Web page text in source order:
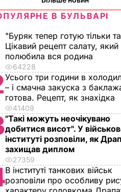
В БУЛЬВАРІ
"Буряк тепер готую тільки
Цікавий рецепт салату, який
полюбила вся родина
64228
Усього три години в
– і смачна закуска з
готова. Рецепт, як знахідка
41409
"Такі можуть неочікувано
добитися висот". У
інституті розповіли, як
захищав диплом
27359
В інституті танкових військ
розповіли про особливу